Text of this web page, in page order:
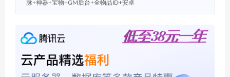
脉+神器+宝物+GM后台+全物品ID+安卓